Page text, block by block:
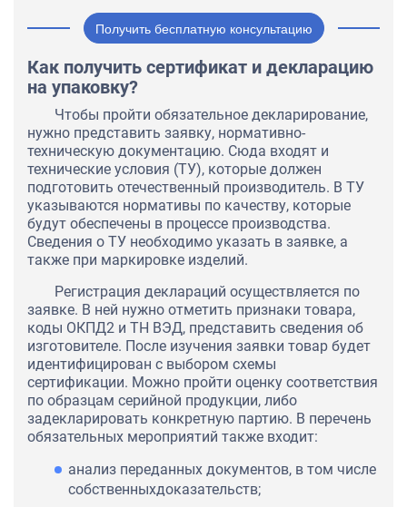
Получить бесплатную консультацию
Как получить сертификат и декларацию
на упаковку?
Чтобы пройти обязательное декларирование,
нужно представить заявку, нормативно-
техническую документацию. Сюда входят и
технические условия (ТУ), которые должен
подготовить отечественный производитель. В ТУ
указываются нормативы по качеству, которые
будут обеспечены в процессе производства.
Сведения о ТУ необходимо указать в заявке, а
также при маркировке изделий.
Регистрация деклараций осуществляется по
заявке. В ней нужно отметить признаки товара,
коды ОКПД2 и ТН ВЭД, представить сведения об
изготовителе. После изучения заявки товар будет
идентифицирован с выбором схемы
сертификации. Можно пройти оценку соответствия
по образцам серийной продукции, либо
задекларировать конкретную партию. В перечень
обязательных мероприятий также входит:
анализ переданных документов, в том числе
собственныхдоказательств;